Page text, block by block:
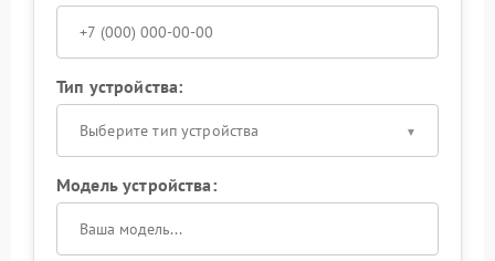
Тип устройства:
Выберите тип устройства
Модель устройства: